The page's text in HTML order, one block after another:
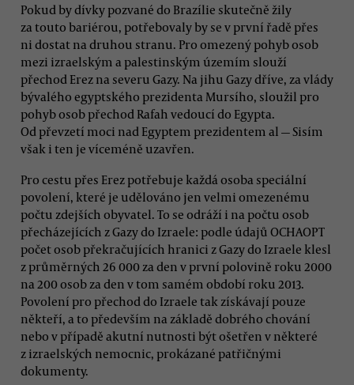
Pokud by dívky pozvané do Brazílie skutečně žily
za touto bariérou, potřebovaly by se v první řadě přes
ni dostat na druhou stranu. Pro omezený pohyb osob
mezi izraelským a palestinským územím slouží
přechod Erez na severu Gazy. Na jihu Gazy dříve, za vlády
bývalého egyptského prezidenta Mursího, sloužil pro
pohyb osob přechod Rafah vedoucí do Egypta.
Od převzetí moci nad Egyptem prezidentem al — Sisím
však i ten je víceméně uzavřen.
Pro cestu přes Erez potřebuje každá osoba speciální
povolení, které je udělováno jen velmi omezenému
počtu zdejších obyvatel. To se odráží i na počtu osob
přecházejících z Gazy do Izraele: podle údajů OCHAOPT
počet osob překračujících hranici z Gazy do Izraele klesl
z průměrných 26 000 za den v první polovině roku 2000
na 200 osob za den v tom samém období roku 2013.
Povolení pro přechod do Izraele tak získávají pouze
někteří, a to především na základě dobrého chování
nebo v případě akutní nutnosti být ošetřen v některé
z izraelských nemocnic, prokázané patřičnými
dokumenty.